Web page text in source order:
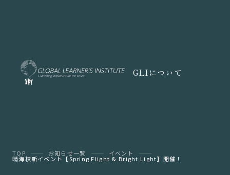
GLIについて
TOP お知らせ一覧 イベント
晴海校新イベント【Spring Flight & Bright Light】開催！